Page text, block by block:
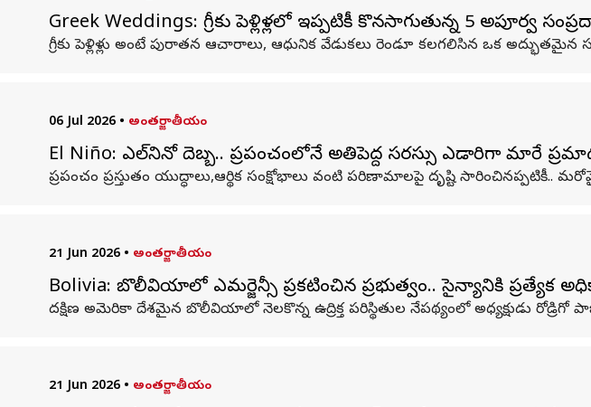
Greek Weddings: గ్రీకు పెళ్లిళ్లలో ఇప్పటికీ కొనసాగుతున్న 5 అపూర్వ
గ్రీకు పెళ్లిళ్లు అంటే పురాతన ఆచారాలు, ఆధునిక వేడుకలు రెండూ కలగలిసిన ఒక అద్భుతమైన
06 Jul 2026 • అంతర్జాతీయం
El Niño: ఎల్‌నినో దెబ్బ.. ప్రపంచంలోనే అతిపెద్ద సరస్సు ఎడారిగా మారే
ప్రపంచం ప్రస్తుతం యుద్ధాలు,ఆర్థిక సంక్షోభాలు వంటి పరిణామాలపై దృష్టి సారించినప్పటికీ..
21 Jun 2026 • అంతర్జాతీయం
Bolivia: బొలీవియాలో ఎమర్జెన్సీ ప్రకటించిన ప్రభుత్వం.. సైన్యానికి ప్రత్యేక
దక్షిణ అమెరికా దేశమైన బొలీవియాలో నెలకొన్న ఉద్రిక్త పరిస్థితుల నేపథ్యంలో అధ్యక్షుడు రోడ్రిగో
21 Jun 2026 • అంతర్జాతీయం